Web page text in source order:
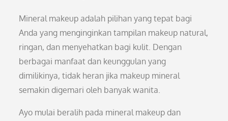
Mineral makeup adalah pilihan yang tepat bagi
Anda yang menginginkan tampilan makeup natural,
ringan, dan menyehatkan bagi kulit. Dengan
berbagai manfaat dan keunggulan yang
dimilikinya, tidak heran jika makeup mineral
semakin digemari oleh banyak wanita.
Ayo mulai beralih pada mineral makeup dan